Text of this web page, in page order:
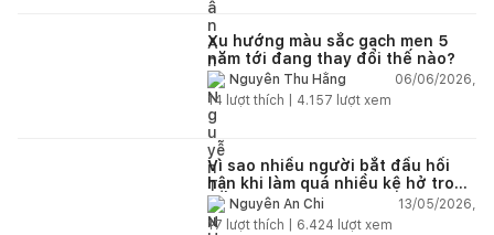
Xu hướng màu sắc gạch men 5
năm tới đang thay đổi thế nào?
Nguyễn Thu Hằng
06/06/2026,
14 lượt thích | 4.157 lượt xem
Vì sao nhiều người bắt đầu hối
hận khi làm quá nhiều kệ hở trong
bếp?Nguyễn An Chi
13/05/2026,
17 lượt thích | 6.424 lượt xem